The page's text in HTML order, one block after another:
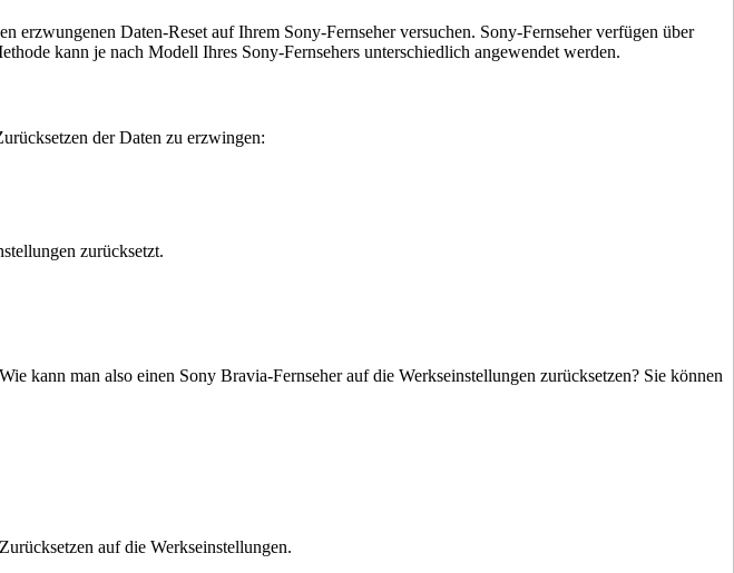
erzwungenen Daten-Reset auf Ihrem Sony-Fernseher versuchen. Sony-Fernseher verfügen über
kann je nach Modell Ihres Sony-Fernsehers unterschiedlich angewendet werden.
der Daten zu erzwingen:
zurücksetzt.
kann man also einen Sony Bravia-Fernseher auf die Werkseinstellungen zurücksetzen? Sie können
auf die Werkseinstellungen.